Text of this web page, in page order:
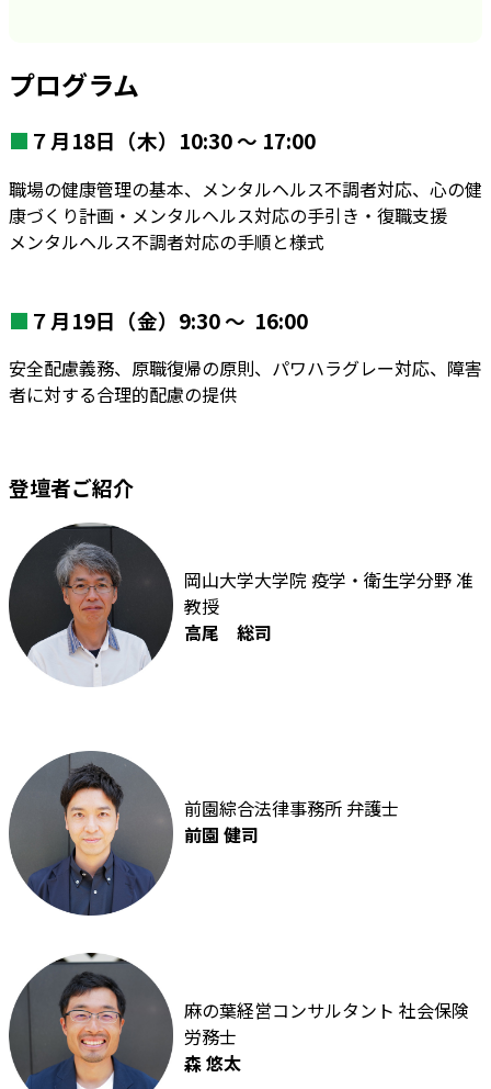
プログラム
■ ７月18日（木）10:30 ～ 17:00
職場の健康管理の基本、メンタルヘルス不調者対応、心の健
康づくり計画・メンタルヘルス対応の手引き・復職支援
メンタルヘルス不調者対応の手順と様式
■ ７月19日（金）9:30 ～ 16:00
安全配慮義務、原職復帰の原則、パワハラグレー対応、障害
者に対する合理的配慮の提供
登壇者ご紹介
岡山大学大学院 疫学・衛生学分野 准
教授
高尾 総司
前園綜合法律事務所 弁護士
前園 健司
麻の葉経営コンサルタント 社会保険
労務士
森 悠太